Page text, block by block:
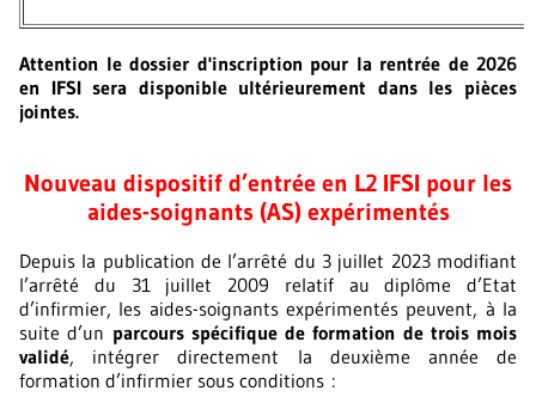
Attention le dossier d'inscription pour la rentrée de 2026
en IFSI sera disponible ultérieurement dans les pièces
jointes.
Nouveau dispositif d’entrée en L2 IFSI pour les
aides-soignants (AS) expérimentés
Depuis la publication de l’arrêté du 3 juillet 2023 modifiant
l’arrêté du 31 juillet 2009 relatif au diplôme d’Etat
d’infirmier, les aides-soignants expérimentés peuvent, à la
suite d’un parcours spécifique de formation de trois mois
validé, intégrer directement la deuxième année de
formation d’infirmier sous conditions :